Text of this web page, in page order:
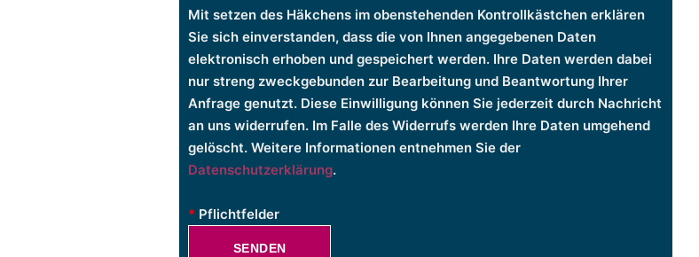
Mit setzen des Häkchens im obenstehenden Kontrollkästchen erklären
Sie sich einverstanden, dass die von Ihnen angegebenen Daten
elektronisch erhoben und gespeichert werden. Ihre Daten werden dabei
nur streng zweckgebunden zur Bearbeitung und Beantwortung Ihrer
Anfrage genutzt. Diese Einwilligung können Sie jederzeit durch Nachricht
an uns widerrufen. Im Falle des Widerrufs werden Ihre Daten umgehend
gelöscht. Weitere Informationen entnehmen Sie der
Datenschutzerklärung.
* Pflichtfelder
SENDEN